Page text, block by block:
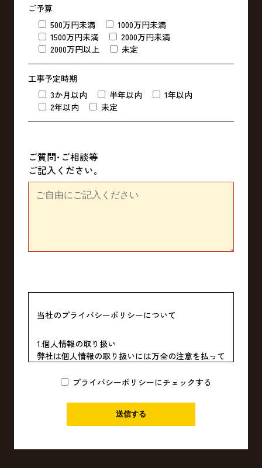
ご予算
500万円未満
1000万円未満
1500万円未満
2000万円未満
2000万円以上
未定
工事予定時期
3か月以内
半年以内
1年以内
2年以内
未定
ご質問･ご相談等
ご記入ください｡
当社のプライバシーポリシーについて
1.個人情報の取り扱い
弊社は個人情報の取り扱いには万全の注意を払って
ことは一切致しません。
2.個人情報の利用目的
お客様から集めた個人情報は、次項記載の利用目的
の他、以下の目的で利用します。
プライバシーポリシーにチェックする